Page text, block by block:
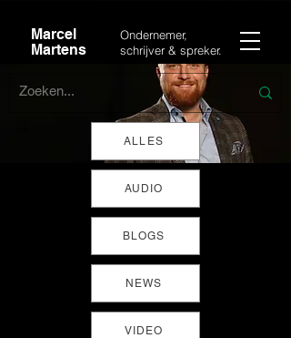
Marcel
Martens
Ondernemer,
schrijver & spreker.
ALLES
AUDIO
BLOGS
NEWS
VIDEO